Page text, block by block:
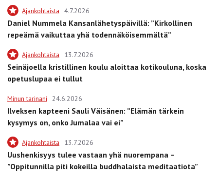
Ajankohtaista 4.7.2026
Daniel Nummela Kansanlähetyspäivillä: ”Kirkollinen
repeämä vaikuttaa yhä todennäköisemmältä”
Ajankohtaista 13.7.2026
Seinäjoella kristillinen koulu aloittaa kotikouluna, koska
opetuslupaa ei tullut
Minun tarinani 24.6.2026
Ilveksen kapteeni Sauli Väisänen: ”Elämän tärkein
kysymys on, onko Jumalaa vai ei”
Ajankohtaista 13.7.2026
Uushenkisyys tulee vastaan yhä nuorempana –
”Oppitunnilla piti kokeilla buddhalaista meditaatiota”